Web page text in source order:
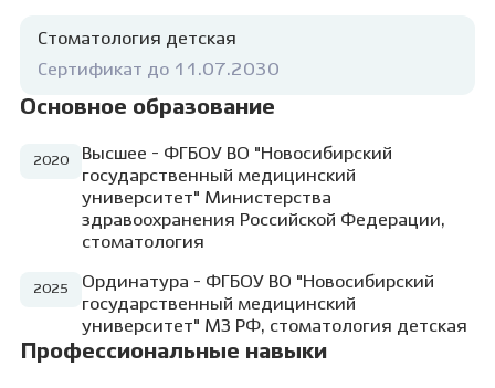
Стоматология детская
Сертификат до 11.07.2030
Основное образование
2020
Высшее - ФГБОУ ВО "Новосибирский
государственный медицинский
университет" Министерства
здравоохранения Российской Федерации,
стоматология
2025
Ординатура - ФГБОУ ВО "Новосибирский
государственный медицинский
университет" МЗ РФ, стоматология детская
Профессиональные навыки